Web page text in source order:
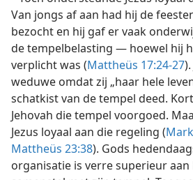
Van jongs af aan had hij de
bezocht en hij gaf er vaak
de tempelbelasting — hoewel hij
verplicht was (Mattheüs 17:24-27
weduwe omdat zij „haar hele
schatkist van de tempel deed.
Jehovah die tempel voorgoed.
Jezus loyaal aan die regeling (
Mattheüs 23:38). Gods
organisatie is verre superieur